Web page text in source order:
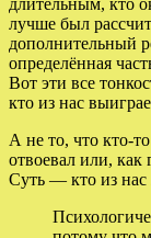
лучше был
дополнительный
определённая
Вот эти все
кто из нас
А не то, что кто-
отвоевал или, как
Суть — кто из нас